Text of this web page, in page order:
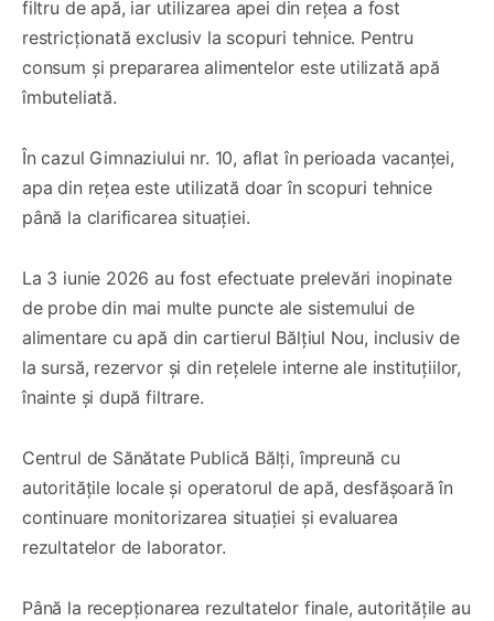
filtru de apă, iar utilizarea apei din rețea a fost
restricționată exclusiv la scopuri tehnice. Pentru
consum și prepararea alimentelor este utilizată apă
îmbuteliată.
În cazul Gimnaziului nr. 10, aflat în perioada vacanței,
apa din rețea este utilizată doar în scopuri tehnice
până la clarificarea situației.
La 3 iunie 2026 au fost efectuate prelevări inopinate
de probe din mai multe puncte ale sistemului de
alimentare cu apă din cartierul Bălțiul Nou, inclusiv de
la sursă, rezervor și din rețelele interne ale instituțiilor,
înainte și după filtrare.
Centrul de Sănătate Publică Bălți, împreună cu
autoritățile locale și operatorul de apă, desfășoară în
continuare monitorizarea situației și evaluarea
rezultatelor de laborator.
Până la recepționarea rezultatelor finale, autoritățile au